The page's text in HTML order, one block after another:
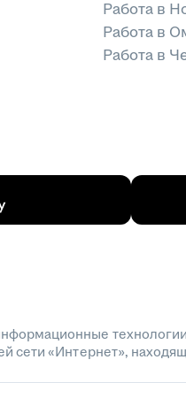
Работа в
Работа в
Работа в
сети «Интернет»,